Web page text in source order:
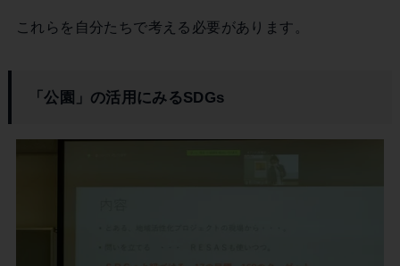
これらを自分たちで考える必要があります。
「公園」の活用にみるSDGs